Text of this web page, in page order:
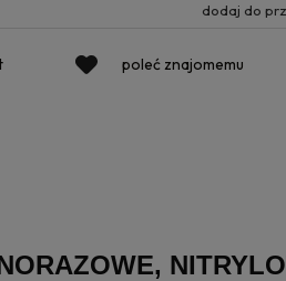
dodaj do
poleć znajomemu